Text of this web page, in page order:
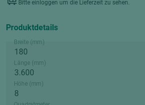
Bitte einloggen um die Lieferzeit zu sehen.
Produktdetails
Breite (mm)
Länge (mm)
Höhe (mm)